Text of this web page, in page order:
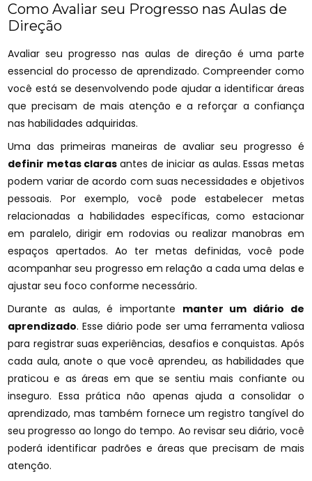
Como Avaliar seu Progresso nas Aulas de
Direção
Avaliar seu progresso nas aulas de direção é uma parte
essencial do processo de aprendizado. Compreender como
você está se desenvolvendo pode ajudar a identificar áreas
que precisam de mais atenção e a reforçar a confiança
nas habilidades adquiridas.
Uma das primeiras maneiras de avaliar seu progresso é
definir metas claras antes de iniciar as aulas. Essas metas
podem variar de acordo com suas necessidades e objetivos
pessoais. Por exemplo, você pode estabelecer metas
relacionadas a habilidades específicas, como estacionar
em paralelo, dirigir em rodovias ou realizar manobras em
espaços apertados. Ao ter metas definidas, você pode
acompanhar seu progresso em relação a cada uma delas e
ajustar seu foco conforme necessário.
Durante as aulas, é importante manter um diário de
aprendizado. Esse diário pode ser uma ferramenta valiosa
para registrar suas experiências, desafios e conquistas. Após
cada aula, anote o que você aprendeu, as habilidades que
praticou e as áreas em que se sentiu mais confiante ou
inseguro. Essa prática não apenas ajuda a consolidar o
aprendizado, mas também fornece um registro tangível do
seu progresso ao longo do tempo. Ao revisar seu diário, você
poderá identificar padrões e áreas que precisam de mais
atenção.